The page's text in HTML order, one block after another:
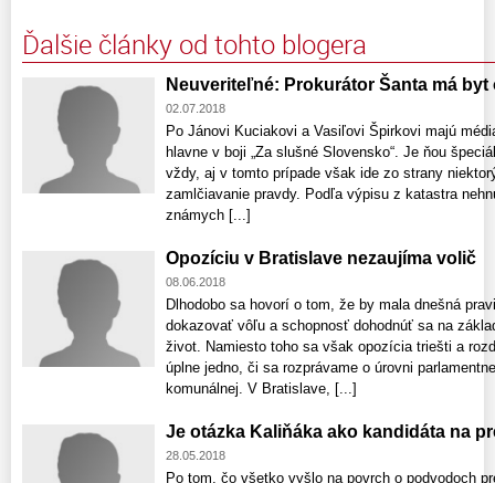
Ďalšie články od tohto blogera
Neuveriteľné: Prokurátor Šanta má byt
02.07.2018
Po Jánovi Kuciakovi a Vasiľovi Špirkovi majú
hlavne v boji „Za slušné Slovensko“. Je ňou
vždy, aj v tomto prípade však ide zo strany
zamlčiavanie pravdy. Podľa výpisu z katastra
známych [...]
Opozíciu v Bratislave nezaujíma volič
08.06.2018
Dlhodobo sa hovorí o tom, že by mala dnešná
dokazovať vôľu a schopnosť dohodnúť sa na
život. Namiesto toho sa však opozícia triešti a
úplne jedno, či sa rozprávame o úrovni
komunálnej. V Bratislave, [...]
Je otázka Kaliňáka ako kandidáta na
28.05.2018
Po tom, čo všetko vyšlo na povrch o podvodoch